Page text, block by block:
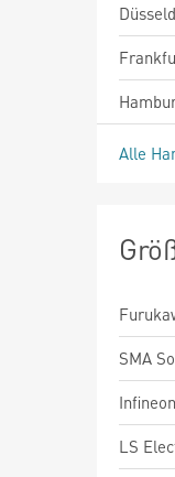
Alle
SMA
LS